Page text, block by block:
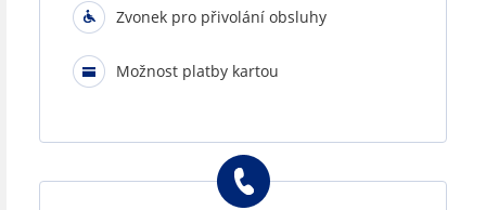
Zvonek pro přivolání obsluhy
Možnost platby kartou